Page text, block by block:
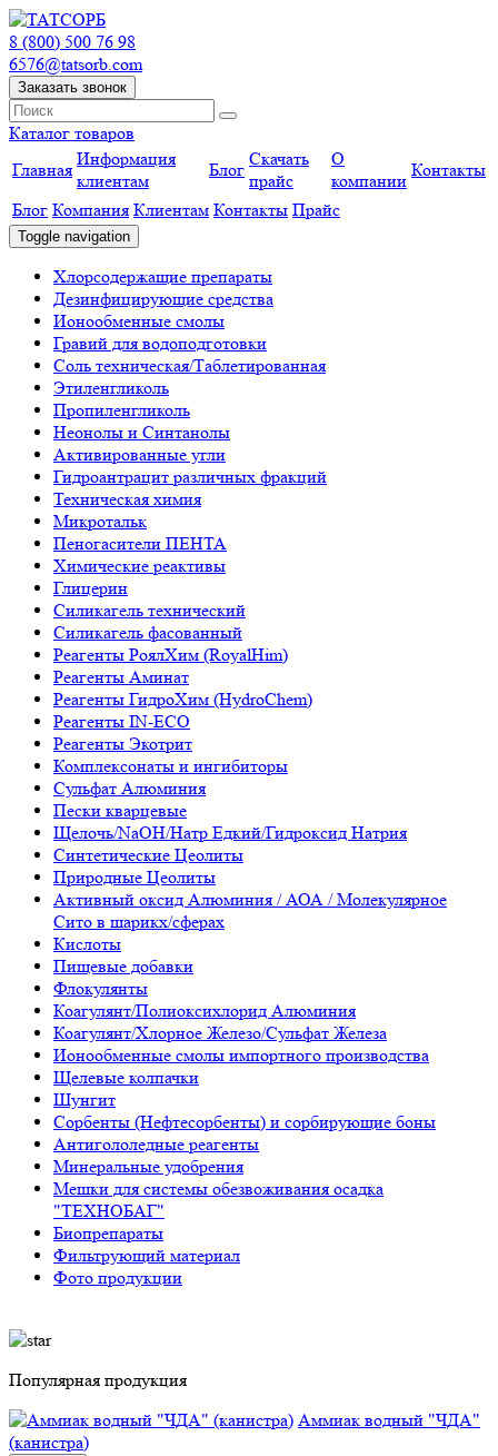
8 (800) 500 76 98
6576@tatsorb.com
Заказать звонок
Каталог товаров
Главная
Информация
клиентам
Блог
Скачать
прайс
О
компании
Контакты
Блог Компания Клиентам Контакты Прайс
Toggle navigation
Хлорсодержащие препараты
Дезинфицирующие средства
Ионообменные смолы
Гравий для водоподготовки
Соль техническая/Таблетированная
Этиленгликоль
Пропиленгликоль
Неонолы и Синтанолы
Активированные угли
Гидроантрацит различных фракций
Техническая химия
Микротальк
Пеногасители ПЕНТА
Химические реактивы
Глицерин
Силикагель технический
Силикагель фасованный
Реагенты РоялХим (RoyalHim)
Реагенты Аминат
Реагенты ГидроХим (HydroChem)
Реагенты IN-ECO
Реагенты Экотрит
Комплексонаты и ингибиторы
Сульфат Алюминия
Пески кварцевые
Щелочь/NaOH/Натр Едкий/Гидроксид Натрия
Синтетические Цеолиты
Природные Цеолиты
Активный оксид Алюминия / АОА / Молекулярное
Сито в шарикх/сферах
Кислоты
Пищевые добавки
Флокулянты
Коагулянт/Полиоксихлорид Алюминия
Коагулянт/Хлорное Железо/Сульфат Железа
Ионообменные смолы импортного производства
Щелевые колпачки
Шунгит
Сорбенты (Нефтесорбенты) и сорбирующие боны
Антигололедные реагенты
Минеральные удобрения
Мешки для системы обезвоживания осадка
"ТЕХНОБАГ"
Биопрепараты
Фильтрующий материал
Фото продукции
Популярная продукция
Аммиак водный "ЧДА"
(канистра)